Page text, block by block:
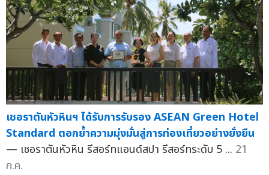
เชอราตันหัวหินฯ ได้รับการรับรอง ASEAN Green Hotel
Standard ตอกย้ำความมุ่งมั่นสู่การท่องเที่ยวอย่างยั่งยืน
— เชอราตันหัวหิน รีสอร์ทแอนด์สปา รีสอร์ทระดับ 5 ... 21
ก.ค.